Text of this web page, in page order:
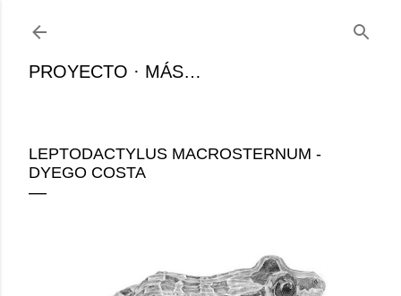
Ir al contenido principal
PROYECTO MÁS…
LEPTODACTYLUS MACROSTERNUM -
DYEGO COSTA